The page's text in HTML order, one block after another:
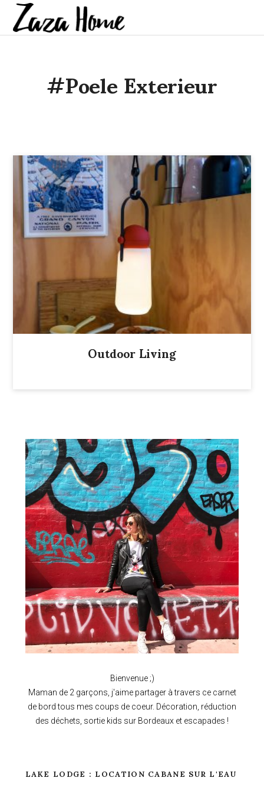
#poele Exterieur
Outdoor Living
Bienvenue ;)
Maman de 2 garçons, j'aime partager à travers ce carnet
de bord tous mes coups de coeur. Décoration, réduction
des déchets, sortie kids sur Bordeaux et escapades !
LAKE LODGE : LOCATION CABANE SUR L'EAU